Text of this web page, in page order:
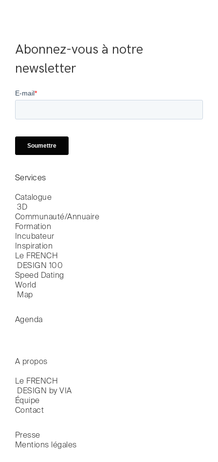
Abonnez-vous à notre
newsletter
Services
Catalogue
3D
Communauté/Annuaire
Formation
Incubateur
Inspiration
Le FRENCH
DESIGN 100
Speed Dating
World
Map
Agenda
A propos
Le FRENCH
DESIGN by VIA
Équipe
Contact
Presse
Mentions légales